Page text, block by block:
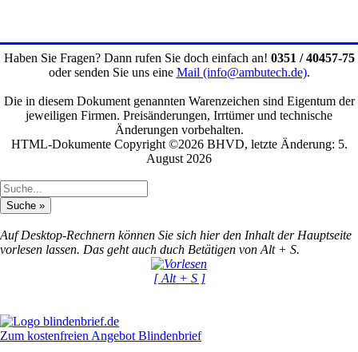
Haben Sie Fragen? Dann rufen Sie doch einfach an! 0351 / 40457-75
oder senden Sie uns eine Mail (info@ambutech.de).
Die in diesem Dokument genannten Warenzeichen sind Eigentum der
jeweiligen Firmen. Preisänderungen, Irrtümer und technische
Änderungen vorbehalten.
HTML-Dokumente Copyright ©2026 BHVD, letzte Änderung: 5.
August 2026
Auf Desktop-Rechnern können Sie sich hier den Inhalt der Hauptseite
vorlesen lassen. Das geht auch duch Betätigen von Alt + S.
[ Alt + S ]
Zum kostenfreien Angebot Blindenbrief